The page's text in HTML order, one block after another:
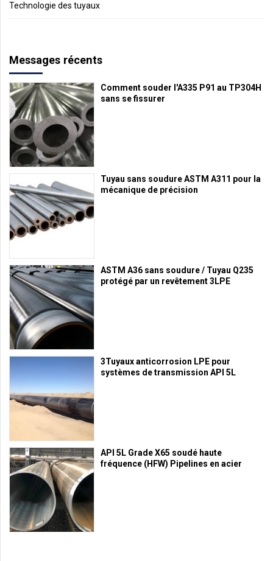
Technologie des tuyaux
Messages récents
Comment souder l'A335 P91 au TP304H
sans se fissurer
Tuyau sans soudure ASTM A311 pour la
mécanique de précision
ASTM A36 sans soudure / Tuyau Q235
protégé par un revêtement 3LPE
3Tuyaux anticorrosion LPE pour
systèmes de transmission API 5L
API 5L Grade X65 soudé haute
fréquence (HFW) Pipelines en acier